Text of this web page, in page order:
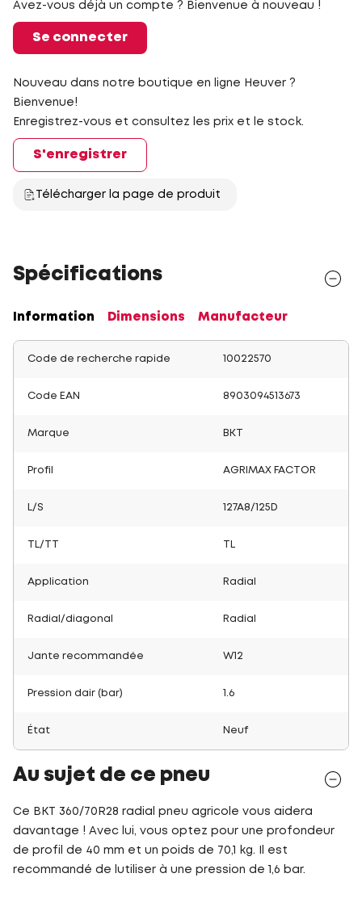
Avez-vous déjà un compte ? Bienvenue à nouveau !
Se connecter
Nouveau dans notre boutique en ligne Heuver ?
Bienvenue!
Enregistrez-vous et consultez les prix et le stock.
S'enregistrer
Télécharger la page de produit
Spécifications
Information Dimensions Manufacteur
Code de recherche rapide 10022570
Code EAN 8903094513673
Marque BKT
Profil AGRIMAX FACTOR
L/S 127A8/125D
TL/TT
Application Radial
Radial/diagonal Radial
Jante recommandée W12
Pression dair (bar) 1.6
État Neuf
Au sujet de ce pneu
Ce BKT 360/70R28 radial pneu agricole vous aidera
davantage ! Avec lui, vous optez pour une profondeur
de profil de 40 mm et un poids de 70,1 kg. Il est
recommandé de lutiliser à une pression de 1,6 bar.